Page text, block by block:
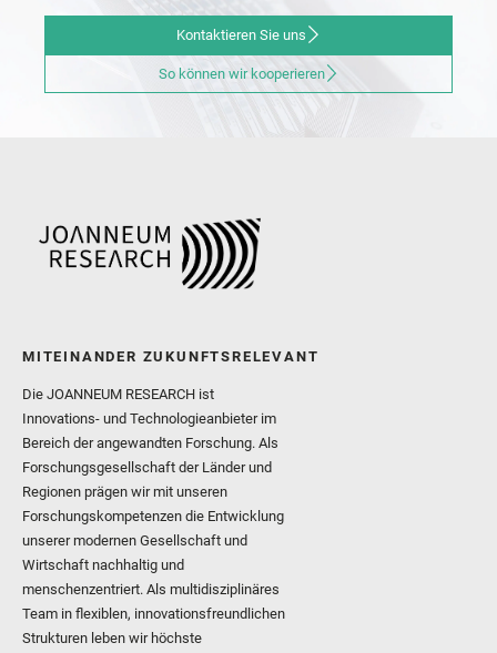
Kontaktieren Sie uns
So können wir kooperieren
MITEINANDER ZUKUNFTSRELEVANT
Die JOANNEUM RESEARCH ist
Innovations- und Technologieanbieter im
Bereich der angewandten Forschung. Als
Forschungsgesellschaft der Länder und
Regionen prägen wir mit unseren
Forschungskompetenzen die Entwicklung
unserer modernen Gesellschaft und
Wirtschaft nachhaltig und
menschenzentriert. Als multidisziplinäres
Team in flexiblen, innovationsfreundlichen
Strukturen leben wir höchste